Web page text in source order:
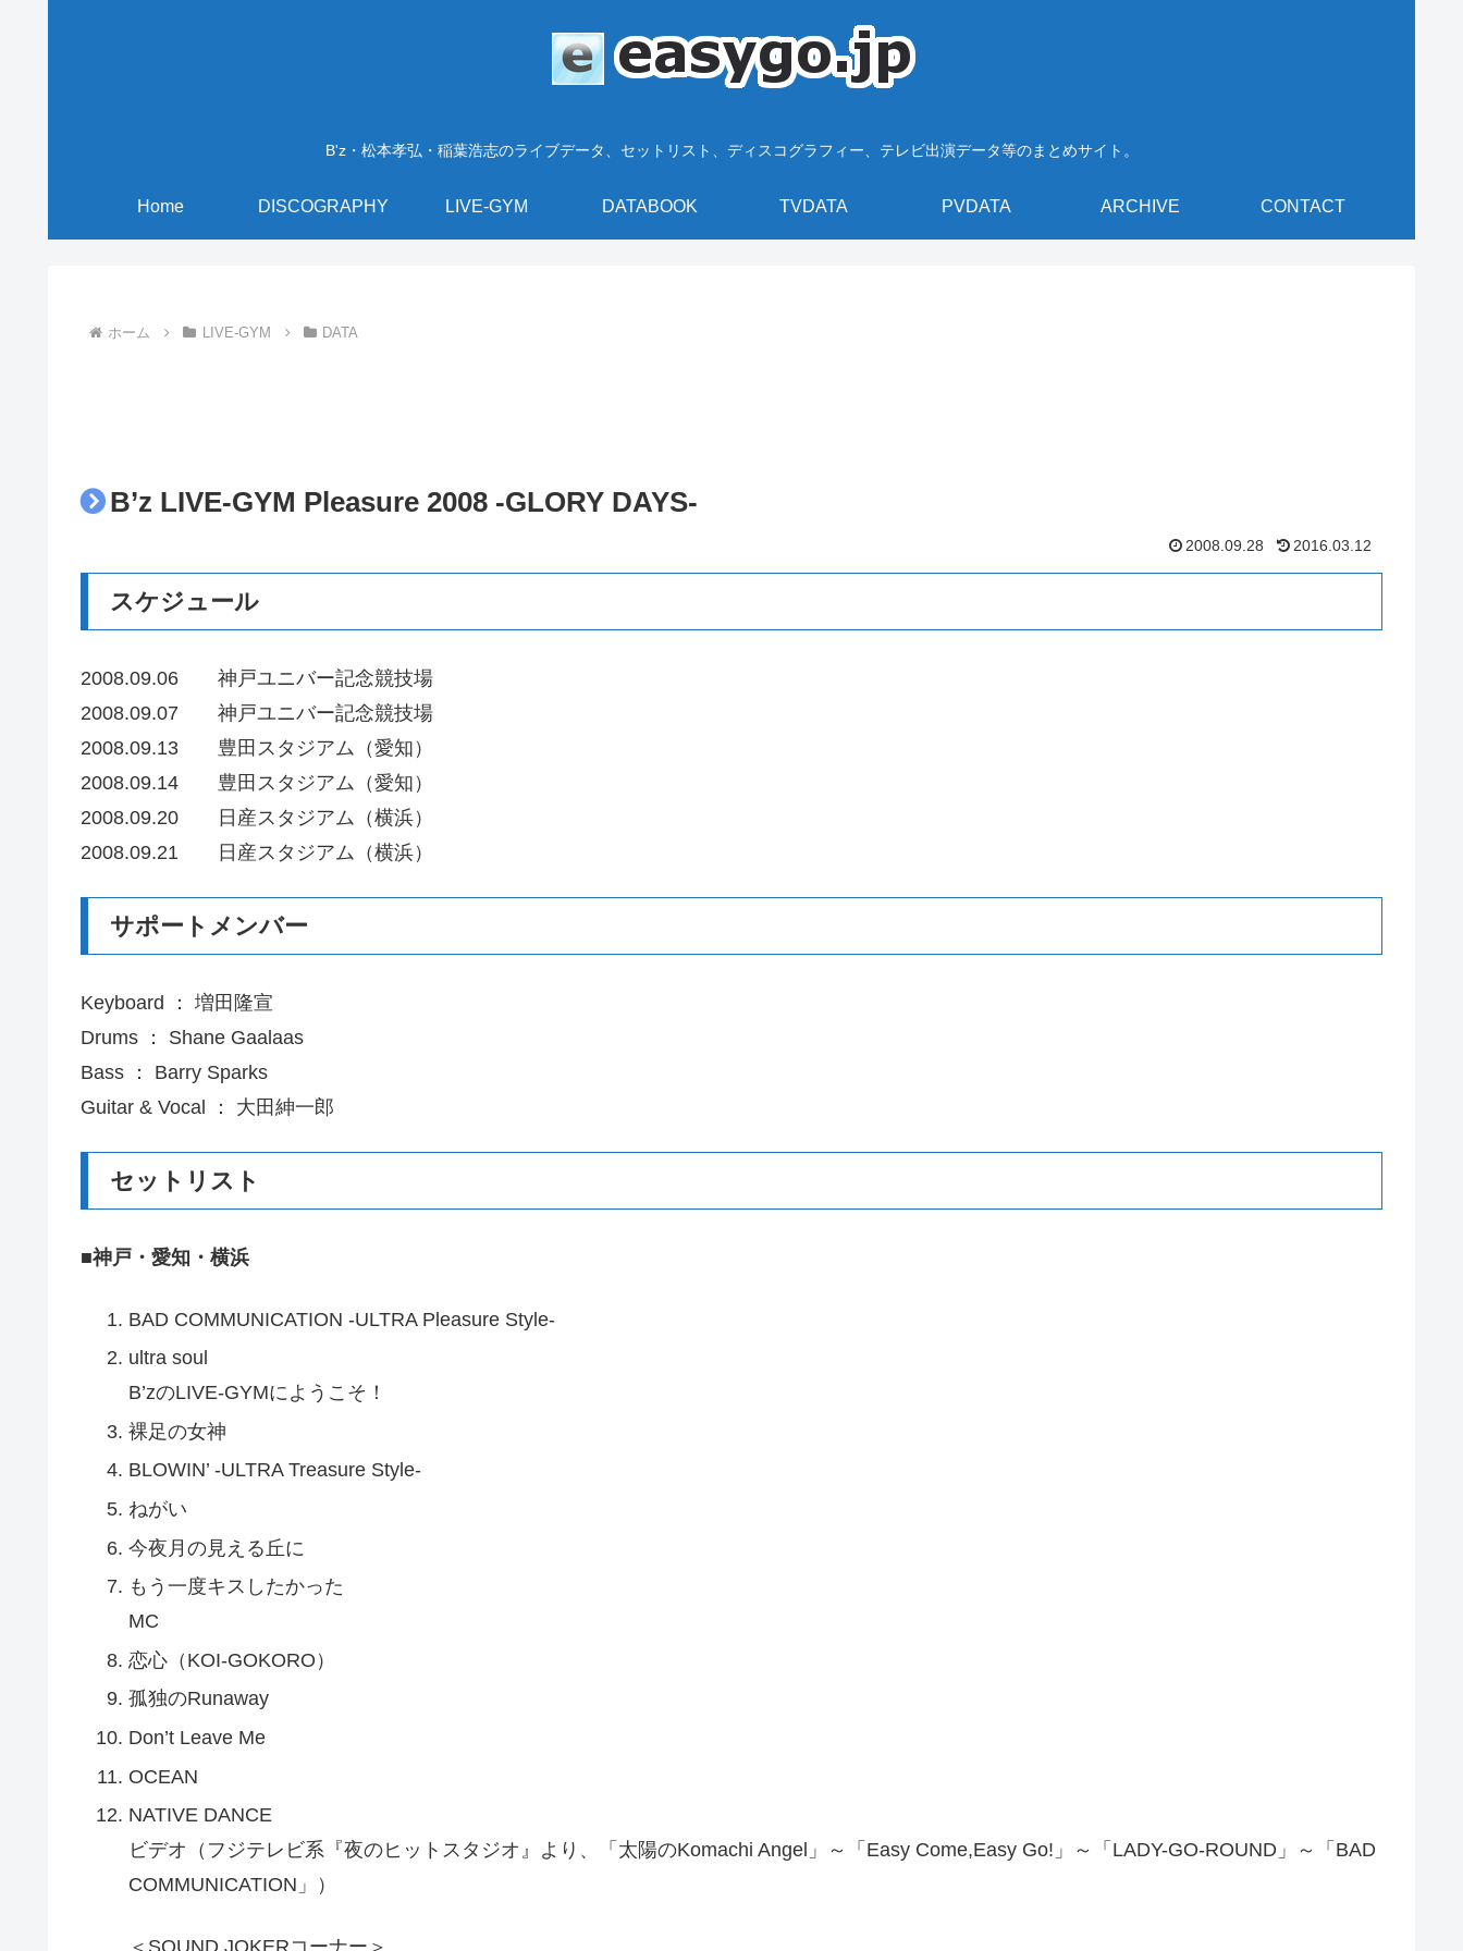
B'z・松本孝弘・稲葉浩志のライブデータ、セットリスト、ディスコグラフィー、テレビ出演データ等のまとめサイト。
Home DISCOGRAPHY LIVE-GYM DATABOOK TVDATA PVDATA ARCHIVE CONTACT
ホーム LIVE-GYM DATA
B’z LIVE-GYM Pleasure 2008 -GLORY DAYS-
2008.09.28 2016.03.12
スケジュール
2008.09.06 神戸ユニバー記念競技場
2008.09.07 神戸ユニバー記念競技場
2008.09.13 豊田スタジアム（愛知）
2008.09.14 豊田スタジアム（愛知）
2008.09.20 日産スタジアム（横浜）
2008.09.21 日産スタジアム（横浜）
サポートメンバー
Keyboard ： 増田隆宣
Drums ： Shane Gaalaas
Bass ： Barry Sparks
Guitar & Vocal ： 大田紳一郎
セットリスト
■神戸・愛知・横浜
BAD COMMUNICATION -ULTRA Pleasure Style-
ultra soul
B’zのLIVE-GYMにようこそ！
裸足の女神
BLOWIN’ -ULTRA Treasure Style-
ねがい
今夜月の見える丘に
もう一度キスしたかった
MC
恋心（KOI-GOKORO）
孤独のRunaway
Don’t Leave Me
OCEAN
NATIVE DANCE
ビデオ（フジテレビ系『夜のヒットスタジオ』より、「太陽のKomachi Angel」～「Easy Come,Easy Go!」～「LADY-GO-ROUND」～「BAD
COMMUNICATION」）